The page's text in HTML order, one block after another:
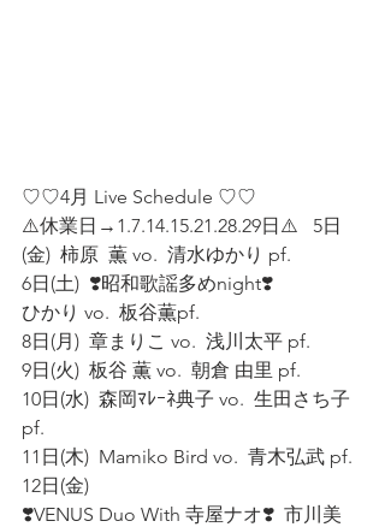
♡♡4月 Live Schedule ♡♡
⚠️休業日→1.7.14.15.21.28.29日⚠️   5日
(金)  柿原  薫 vo.  清水ゆかり pf.
6日(土)  ❣️昭和歌謡多めnight❣️
ひかり vo.  板谷薫pf.
8日(月)  章まりこ vo.  浅川太平 pf.
9日(火)  板谷 薫 vo.  朝倉 由里 pf.
10日(水)  森岡ﾏﾚｰﾈ典子 vo.  生田さち子
pf.
11日(木)  Mamiko Bird vo.  青木弘武 pf.
12日(金)
❣️VENUS Duo With 寺屋ナオ❣️  市川美